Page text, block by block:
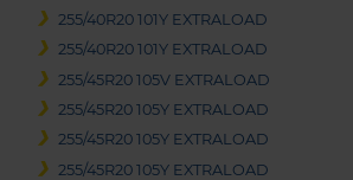
255/40R20 101Y EXTRALOAD
255/40R20 101Y EXTRALOAD
255/45R20 105V EXTRALOAD
255/45R20 105Y EXTRALOAD
255/45R20 105Y EXTRALOAD
255/45R20 105Y EXTRALOAD